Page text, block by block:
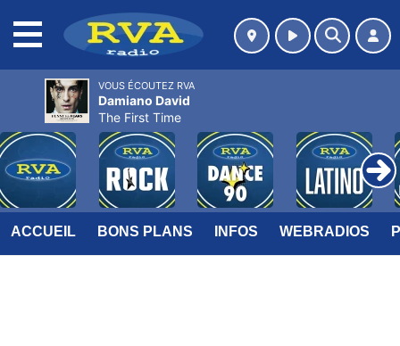
ACCUEIL BONS PLANS INFOS WEBRADIOS
VOUS ÉCOUTEZ RVA
Damiano David
The First Time